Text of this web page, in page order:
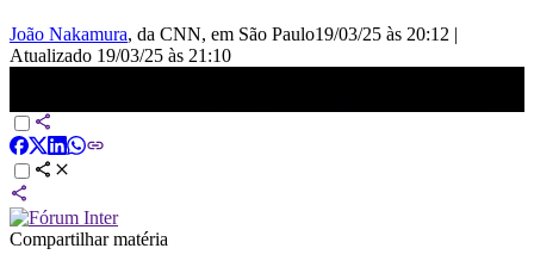
João Nakamura, da CNN, em São Paulo19/03/25 às 20:12 |
Atualizado 19/03/25 às 21:10
Compartilhar matéria